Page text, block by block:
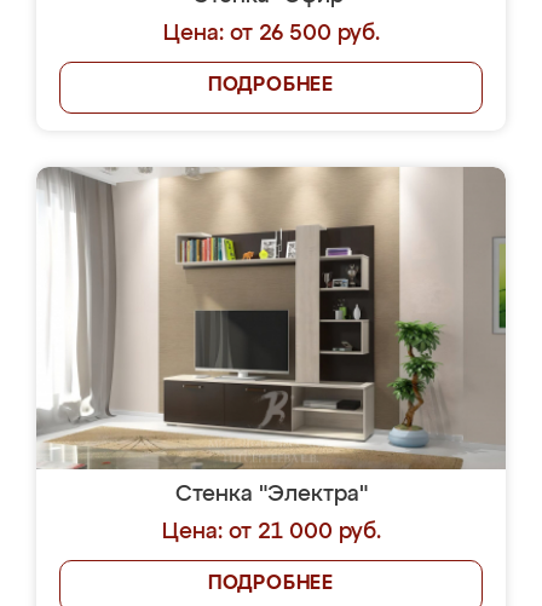
Цена: от 26 500 руб.
ПОДРОБНЕЕ
Стенка "Электра"
Цена: от 21 000 руб.
ПОДРОБНЕЕ